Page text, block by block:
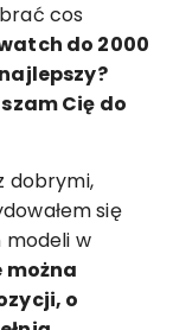
cos
do 2000
Cię do
dobrymi,
się
modeli w
można
o